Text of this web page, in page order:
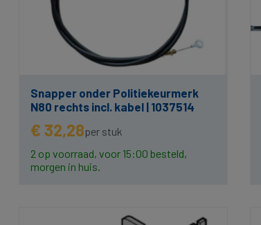
Snapper onder Politiekeurmerk
N80 rechts incl. kabel | 1037514
€ 32,28per stuk
2 op voorraad, voor 15:00 besteld,
morgen in huis.